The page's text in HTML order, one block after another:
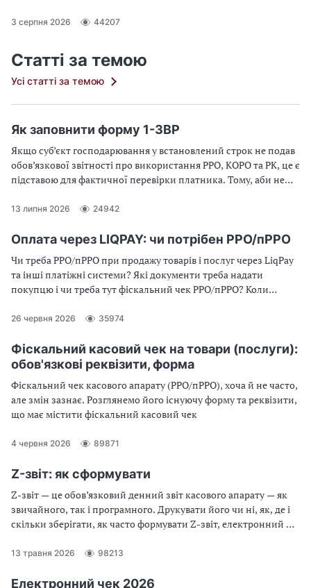
3 серпня 2026 44207
Статті за темою
Усі статті за темою
Як заповнити форму 1-ЗВР
Якщо суб’єкт господарювання у встановлений строк не подав
обов’язкової звітності про використання РРО, КОРО та РК, це є
підставою для фактичної перевірки платника. Тому, аби не
подавати звіт про використання КОРО, РК
13 липня 2026 24942
Оплата через LIQPAY: чи потрібен РРО/пРРО
Чи треба РРО/пРРО при продажу товарів і послуг через LiqPay
та інші платіжні системи? Які документи треба надати
покупцю і чи треба тут фіскальний чек РРО/пРРО? Коли
LiqPay? Відповіді — у консультації
26 червня 2026 35974
Фіскальний касовий чек на товари (послуги):
обов'язкові реквізити, форма
Фіскальний чек касового апарату (РРО/пРРО), хоча й не часто,
але змін зазнає. Розглянемо його існуючу форму та реквізити,
що має містити фіскальний касовий чек
4 червня 2026 89871
Z-звіт: як сформувати
Z-звіт — це обов’язковий денний звіт касового апарату — як
звичайного, так і програмного. Друкувати його чи ні, як, де і
скільки зберігати, як часто формувати Z-звіт, електронний Z-
порушення — в огляді
13 травня 2026 98213
Електронний чек 2026